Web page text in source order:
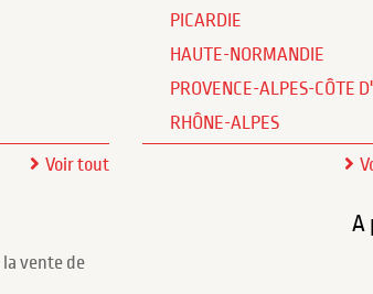
Voir tout
PICARDIE
HAUTE-NORMANDIE
PROVENCE-ALPES-CÔTE
RHÔNE-ALPES
vente de
A